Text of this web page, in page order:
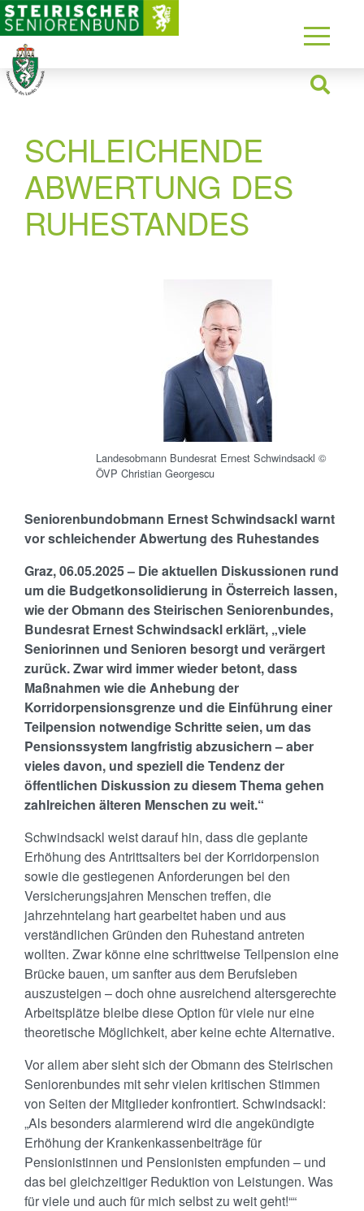
SCHLEICHENDE
ABWERTUNG DES
RUHESTANDES
Landesobmann Bundesrat Ernest Schwindsackl ©
ÖVP Christian Georgescu
Seniorenbundobmann Ernest Schwindsackl warnt
vor schleichender Abwertung des Ruhestandes
Graz, 06.05.2025 – Die aktuellen Diskussionen rund
um die Budgetkonsolidierung in Österreich lassen,
wie der Obmann des Steirischen Seniorenbundes,
Bundesrat Ernest Schwindsackl erklärt, „viele
Seniorinnen und Senioren besorgt und verärgert
zurück. Zwar wird immer wieder betont, dass
Maßnahmen wie die Anhebung der
Korridorpensionsgrenze und die Einführung einer
Teilpension notwendige Schritte seien, um das
Pensionssystem langfristig abzusichern – aber
vieles davon, und speziell die Tendenz der
öffentlichen Diskussion zu diesem Thema gehen
zahlreichen älteren Menschen zu weit.“
Schwindsackl weist darauf hin, dass die geplante
Erhöhung des Antrittsalters bei der Korridorpension
sowie die gestiegenen Anforderungen bei den
Versicherungsjahren Menschen treffen, die
jahrzehntelang hart gearbeitet haben und aus
verständlichen Gründen den Ruhestand antreten
wollten. Zwar könne eine schrittweise Teilpension eine
Brücke bauen, um sanfter aus dem Berufsleben
auszusteigen – doch ohne ausreichend altersgerechte
Arbeitsplätze bleibe diese Option für viele nur eine
theoretische Möglichkeit, aber keine echte Alternative.
Vor allem aber sieht sich der Obmann des Steirischen
Seniorenbundes mit sehr vielen kritischen Stimmen
von Seiten der Mitglieder konfrontiert. Schwindsackl:
„Als besonders alarmierend wird die angekündigte
Erhöhung der Krankenkassenbeiträge für
Pensionistinnen und Pensionisten empfunden – und
das bei gleichzeitiger Reduktion von Leistungen. Was
für viele und auch für mich selbst zu weit geht!““